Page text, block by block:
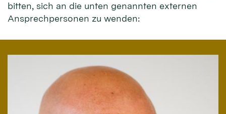
bitten, sich an die unten genannten externen
Ansprechpersonen zu wenden: